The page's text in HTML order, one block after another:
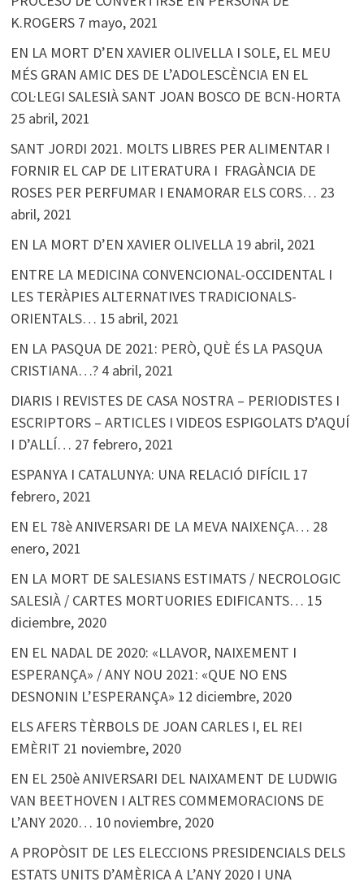
K.ROGERS 7 mayo, 2021
EN LA MORT D’EN XAVIER OLIVELLA I SOLE, EL MEU
MÉS GRAN AMIC DES DE L’ADOLESCÈNCIA EN EL
COL·LEGI SALESIÀ SANT JOAN BOSCO DE BCN-HORTA
25 abril, 2021
SANT JORDI 2021. MOLTS LIBRES PER ALIMENTAR I
FORNIR EL CAP DE LITERATURA I FRAGÀNCIA DE
ROSES PER PERFUMAR I ENAMORAR ELS CORS… 23
abril, 2021
EN LA MORT D’EN XAVIER OLIVELLA 19 abril, 2021
ENTRE LA MEDICINA CONVENCIONAL-OCCIDENTAL I
LES TERÀPIES ALTERNATIVES TRADICIONALS-
ORIENTALS… 15 abril, 2021
EN LA PASQUA DE 2021: PERÒ, QUÈ ÉS LA PASQUA
CRISTIANA…? 4 abril, 2021
DIARIS I REVISTES DE CASA NOSTRA – PERIODISTES I
ESCRIPTORS – ARTICLES I VIDEOS ESPIGOLATS D’AQUÍ
I D’ALLÍ… 27 febrero, 2021
ESPANYA I CATALUNYA: UNA RELACIÓ DIFÍCIL 17
febrero, 2021
EN EL 78è ANIVERSARI DE LA MEVA NAIXENÇA… 28
enero, 2021
EN LA MORT DE SALESIANS ESTIMATS / NECROLOGIC
SALESIÀ / CARTES MORTUORIES EDIFICANTS… 15
diciembre, 2020
EN EL NADAL DE 2020: «LLAVOR, NAIXEMENT I
ESPERANÇA» / ANY NOU 2021: «QUE NO ENS
DESNONIN L’ESPERANÇA» 12 diciembre, 2020
ELS AFERS TÈRBOLS DE JOAN CARLES I, EL REI
EMÈRIT 21 noviembre, 2020
EN EL 250è ANIVERSARI DEL NAIXAMENT DE LUDWIG
VAN BEETHOVEN I ALTRES COMMEMORACIONS DE
L’ANY 2020… 10 noviembre, 2020
A PROPÒSIT DE LES ELECCIONS PRESIDENCIALS DELS
ESTATS UNITS D’AMÈRICA A L’ANY 2020 I UNA